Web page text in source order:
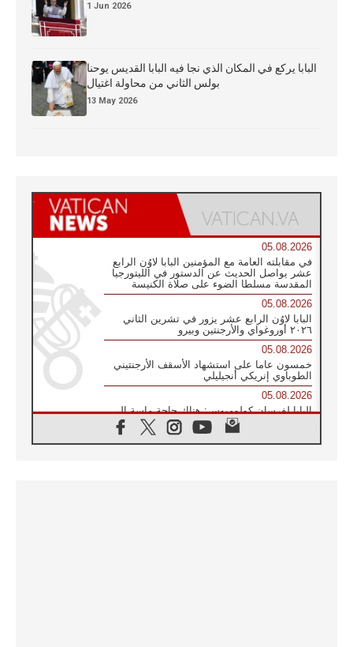
1 Jun 2026
البابا يركع في المكان الذي نجا فيه البابا القديس يوحنا
بولس الثاني من محاولة اغتيال
13 May 2026
05.08.2026
في مقابلته العامة مع المؤمنين البابا لاوُن الرابع
عشر يواصل الحديث عن الدستور في الليتورجيا
المقدسة مسلطا الضوء على صلاة الكنيسة
05.08.2026
البابا لاوُن الرابع عشر يزور في تشرين الثاني
٢٠٢٦ أوروغواي والأرجنتين وبيرو
05.08.2026
خمسون عاما على استشهاد الأسقف الأرجنتيني
الطوباوي إنريكي أنجيليلي
05.08.2026
البابا لفرسان كولومبوس: هناك حاجة ماسة إلى
أنبياء تناغم يسعون إلى بناء الجسور
04.08.2026